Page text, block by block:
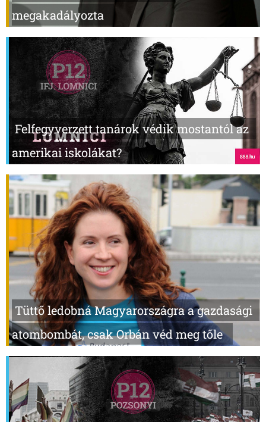
megakadályozta
Felfegyverzett tanárok védik mostantól az
amerikai iskolákat?
Tüttő ledobná Magyarországra a gazdasági
atombombát, csak Orbán véd meg tőle